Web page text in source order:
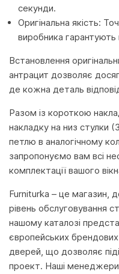
секунди.
Оригінальна якість:
виробника гарантують
Встановлення
антрацит дозволяє
де кожна деталь
Разом із короткою
накладку на низ стулки
петлю в аналогічному
запропонуємо вам всі
комплектації вашого
Furniturka – це магазин,
рівень обслуговування
нашому каталозі
європейських
дверей, що дозволяє
проект. Наші менеджери